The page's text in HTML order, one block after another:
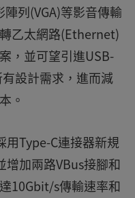
列(VGA)等影音傳輸
乙太網路(Ethernet)
，並可望引進USB-
設計需求，進而減
。
用Type-C連接器新規
加兩路VBus接腳和
10Gbit/s傳輸速率和